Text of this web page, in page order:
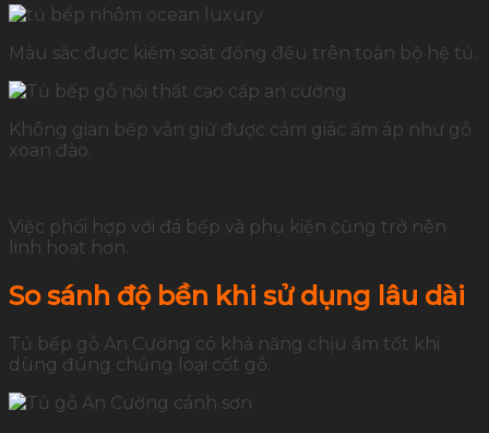
Màu sắc được kiểm soát đồng đều trên toàn bộ hệ tủ.
Không gian bếp vẫn giữ được cảm giác ấm áp như gỗ
xoan đào.
Việc phối hợp với đá bếp và phụ kiện cũng trở nên
linh hoạt hơn.
So sánh độ bền khi sử dụng lâu dài
Tủ bếp gỗ An Cường có khả năng chịu ẩm tốt khi
dùng đúng chủng loại cốt gỗ.